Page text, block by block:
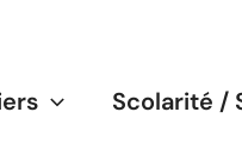
Scolarité /